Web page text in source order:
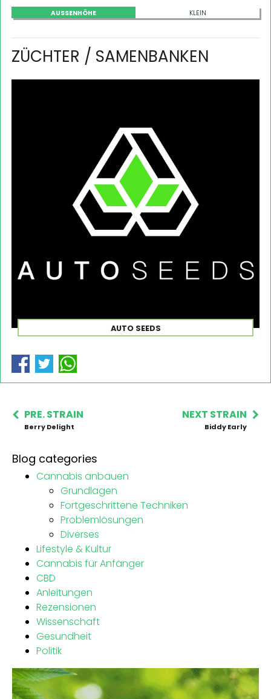
AUSSENHÖHE KLEIN
ZÜCHTER / SAMENBANKEN
AUTO SEEDS
PRE. STRAIN
Berry Delight
NEXT STRAIN
Biddy Early
Blog categories
Cannabis anbauen
Grundlagen
Fortgeschrittene Techniken
Problemlösungen
Diverses
Lifestyle & Kultur
Cannabis für Anfänger
CBD
Anleitungen
Rezensionen
Wissenschaft
Gesundheit
Politik